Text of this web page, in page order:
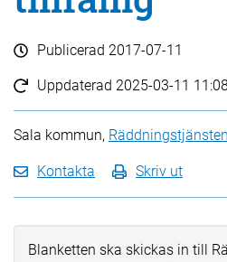
Publicerad 2017-07-11
Uppdaterad 2025-03-11 11:08
Sala kommun,
Kontakta Skriv ut
Blanketten ska skickas in till